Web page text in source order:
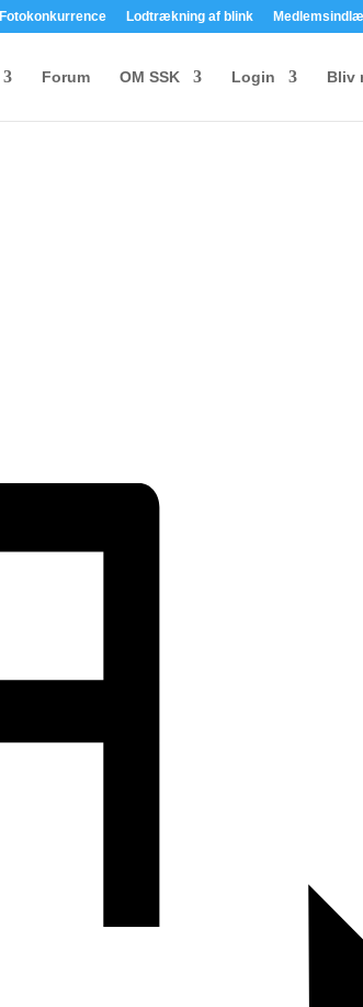
Fotokonkurrence Lodtrækning af blink
Forum OM SSK Login Bliv